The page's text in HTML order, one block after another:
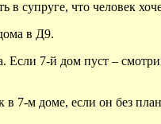
в супруге, что человек
в Д9.
Если 7-й дом пуст –
7-м доме, если он без